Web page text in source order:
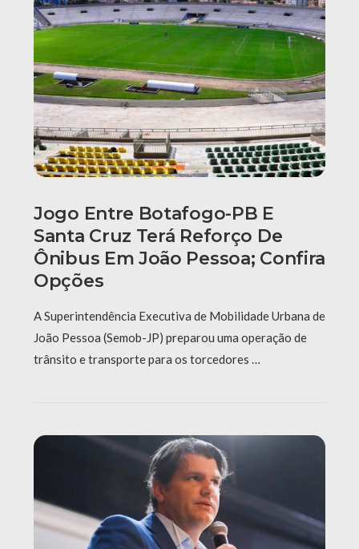
Jogo Entre Botafogo-PB E
Santa Cruz Terá Reforço De
Ônibus Em João Pessoa; Confira
Opções
A Superintendência Executiva de Mobilidade Urbana de
João Pessoa (Semob-JP) preparou uma operação de
trânsito e transporte para os torcedores …